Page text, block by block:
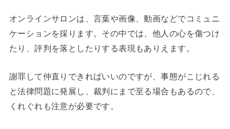
オンラインサロンは、言葉や画像、動画などでコミュニ
ケーションを採ります。その中では、他人の心を傷つけ
たり、評判を落としたりする表現もありえます。
謝罪して仲直りできればいいのですが、事態がこじれる
と法律問題に発展し、裁判にまで至る場合もあるので、
くれぐれも注意が必要です。